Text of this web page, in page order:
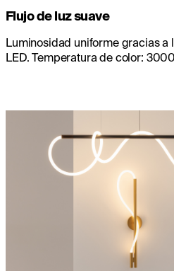
Flujo de luz suave
Luminosidad uniforme gracias a
LED. Temperatura de color: